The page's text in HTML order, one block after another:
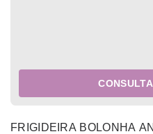
FRIGIDEIRA BOLONHA